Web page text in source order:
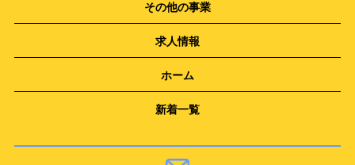
その他の事業
求人情報
ホーム
新着一覧